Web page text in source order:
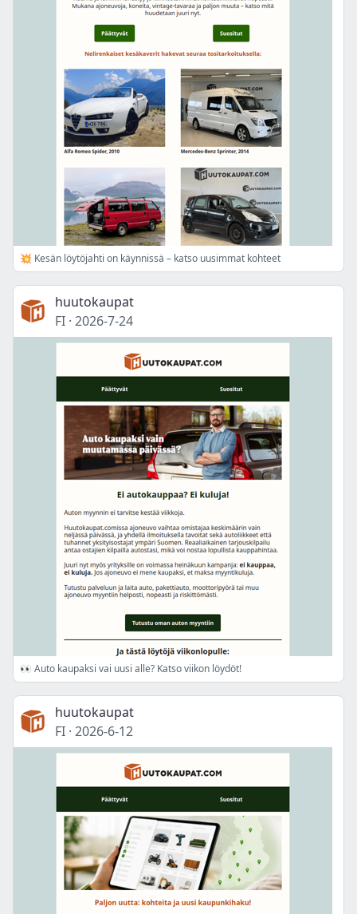
💥 Kesän löytöjahti on käynnissä – katso uusimmat kohteet
huutokaupat
FI · 2026-7-24
👀 Auto kaupaksi vai uusi alle? Katso viikon löydöt!
huutokaupat
FI · 2026-6-12